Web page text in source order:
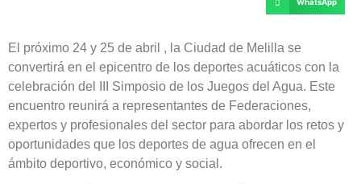
WhatsApp
El próximo 24 y 25 de abril , la Ciudad de Melilla se
convertirá en el epicentro de los deportes acuáticos con la
celebración del III Simposio de los Juegos del Agua. Este
encuentro reunirá a representantes de Federaciones,
expertos y profesionales del sector para abordar los retos y
oportunidades que los deportes de agua ofrecen en el
ámbito deportivo, económico y social.